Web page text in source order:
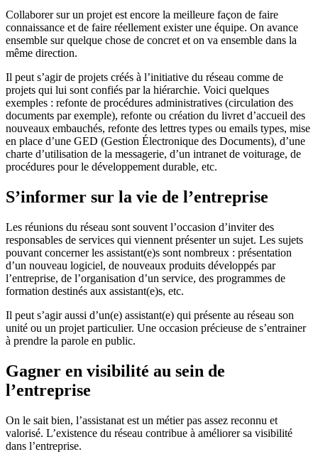
Collaborer sur un projet est encore la meilleure façon de faire
connaissance et de faire réellement exister une équipe. On avance
ensemble sur quelque chose de concret et on va ensemble dans la
même direction.
Il peut s’agir de projets créés à l’initiative du réseau comme de
projets qui lui sont confiés par la hiérarchie. Voici quelques
exemples : refonte de procédures administratives (circulation des
documents par exemple), refonte ou création du livret d’accueil des
nouveaux embauchés, refonte des lettres types ou emails types, mise
en place d’une GED (Gestion Électronique des Documents), d’une
charte d’utilisation de la messagerie, d’un intranet de voiturage, de
procédures pour le développement durable, etc.
S’informer sur la vie de l’entreprise
Les réunions du réseau sont souvent l’occasion d’inviter des
responsables de services qui viennent présenter un sujet. Les sujets
pouvant concerner les assistant(e)s sont nombreux : présentation
d’un nouveau logiciel, de nouveaux produits développés par
l’entreprise, de l’organisation d’un service, des programmes de
formation destinés aux assistant(e)s, etc.
Il peut s’agir aussi d’un(e) assistant(e) qui présente au réseau son
unité ou un projet particulier. Une occasion précieuse de s’entrainer
à prendre la parole en public.
Gagner en visibilité au sein de
l’entreprise
On le sait bien, l’assistanat est un métier pas assez reconnu et
valorisé. L’existence du réseau contribue à améliorer sa visibilité
dans l’entreprise.